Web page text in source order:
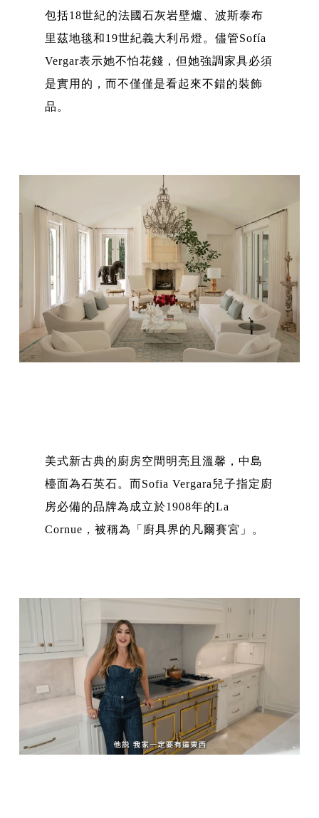
包括18世紀的法國石灰岩壁爐、波斯泰布
里茲地毯和19世紀義大利吊燈。儘管Sofía
Vergar表示她不怕花錢，但她強調家具必須
是實用的，而不僅僅是看起來不錯的裝飾
品。
美式新古典的廚房空間明亮且溫馨，中島
檯面為石英石。而Sofia Vergara兒子指定廚
房必備的品牌為成立於1908年的La
Cornue，被稱為「廚具界的凡爾賽宮」。